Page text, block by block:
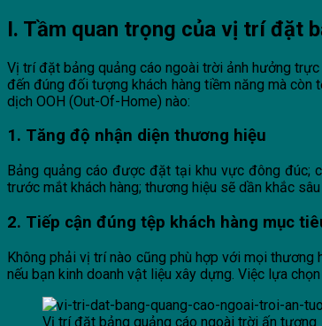
I. Tầm quan trọng của vị trí đặt
Vị trí đặt bảng quảng cáo ngoài trời ảnh hưởng
đến đúng đối tượng khách hàng tiềm năng mà
dịch OOH (Out-Of-Home) nào:
1. Tăng độ nhận diện thương hiệu
Bảng quảng cáo được đặt tại khu vực đông đúc;
trước mắt khách hàng; thương hiệu sẽ dần khắc
2. Tiếp cận đúng tệp khách hàng mục
Không phải vị trí nào cũng phù hợp với mọi
nếu bạn kinh doanh vật liệu xây dựng. Việc lựa
Vị trí đặt bảng quảng cáo ngoài trời ấn tượng